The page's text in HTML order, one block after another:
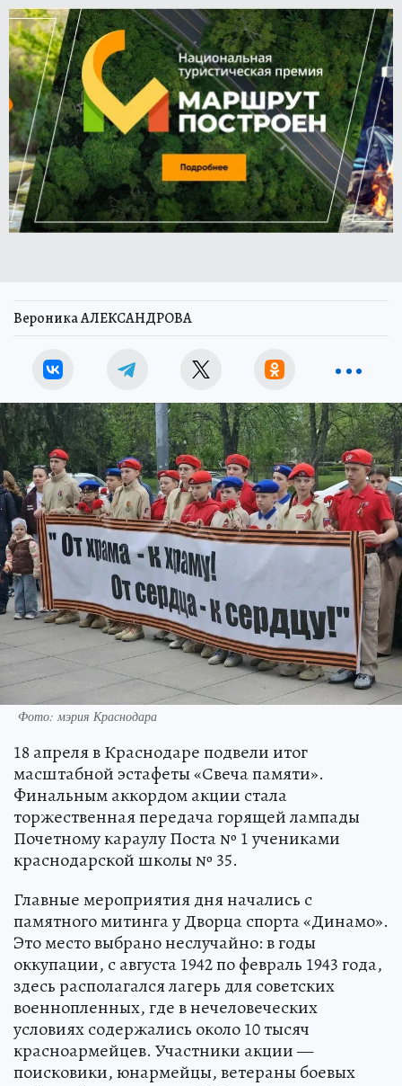
Вероника АЛЕКСАНДРОВА
Фото: мэрия Краснодара
18 апреля в Краснодаре подвели итог
масштабной эстафеты «Свеча памяти».
Финальным аккордом акции стала
торжественная передача горящей лампады
Почетному караулу Поста № 1 учениками
краснодарской школы № 35.
Главные мероприятия дня начались с
памятного митинга у Дворца спорта «Динамо».
Это место выбрано неслучайно: в годы
оккупации, с августа 1942 по февраль 1943 года,
здесь располагался лагерь для советских
военнопленных, где в нечеловеческих
условиях содержались около 10 тысяч
красноармейцев. Участники акции —
поисковики, юнармейцы, ветераны боевых